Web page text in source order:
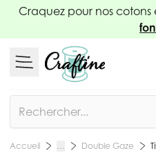
Allez au contenu
Craquez pour nos cotons
Accueil … Double Gaze